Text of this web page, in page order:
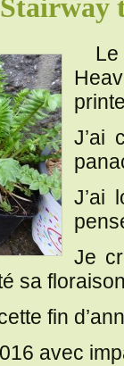
Le
J’ai
J’ai
Je
sa
fin
avec